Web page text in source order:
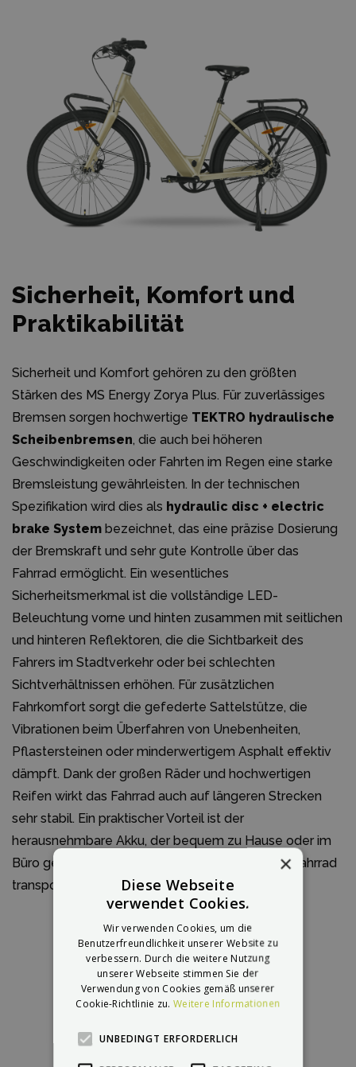
Sicherheit, Komfort und
Praktikabilität
Sicherheit und Komfort gehören zu den größten
Stärken des MS Energy Zorya Plus. Für zuverlässiges
Bremsen sorgen hochwertige TEKTRO hydraulische
Scheibenbremsen, die auch bei höheren
Geschwindigkeiten oder Fahrten im Regen eine starke
Bremsleistung gewährleisten. In der technischen
Spezifikation wird dies als hydraulic disc + electric
brake System bezeichnet, das eine präzise Dosierung
der Bremskraft und sehr gute Kontrolle über das
Fahrrad ermöglicht. Ein wesentliches
Sicherheitsmerkmal ist die vollständige LED-
Beleuchtung vorne und hinten zusammen mit seitlichen
und hinteren Reflektoren, die die Sichtbarkeit des
Fahrers im Stadtverkehr oder bei schlechten
Sichtverhältnissen erhöhen. Für zusätzlichen
Fahrkomfort sorgt die gefederte Sattelstütze, die
Vibrationen beim Überfahren von Unebenheiten,
Pflastersteinen oder minderwertigem Asphalt effektiv
dämpft. Dank der großen Räder und hochwertigen
Reifen wirkt das Fahrrad auch auf längeren Strecken
sehr stabil. Ein praktischer Vorteil ist der
herausnehmbare Akku, der bequem zu Hause oder im
Büro geladen werden kann, ohne das gesamte Fahrrad
transportieren zu müssen.
×
Diese Webseite
verwendet Cookies.
Wir verwenden Cookies, um die
Benutzerfreundlichkeit unserer Website zu
verbessern. Durch die weitere Nutzung
unserer Webseite stimmen Sie der
Verwendung von Cookies gemäß unserer
Cookie-Richtlinie zu.Weitere Informationen
UNBEDINGT ERFORDERLICH